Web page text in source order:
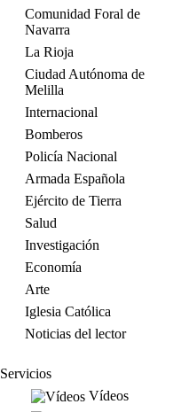
Comunidad Foral de
Navarra
La Rioja
Ciudad Autónoma de
Melilla
Internacional
Bomberos
Policía Nacional
Armada Española
Ejército de Tierra
Salud
Investigación
Economía
Arte
Iglesia Católica
Noticias del lector
Servicios
Vídeos